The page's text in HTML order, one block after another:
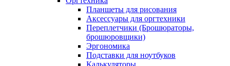
Планшеты для рисования
Аксессуары для оргтехники
Переплетчики (Брошюраторы,
брошюровщики)
Эргономика
Подставки для ноутбуков
Калькуляторы